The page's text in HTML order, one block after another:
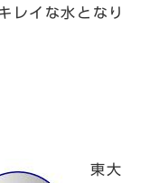
レイな水となり
東大